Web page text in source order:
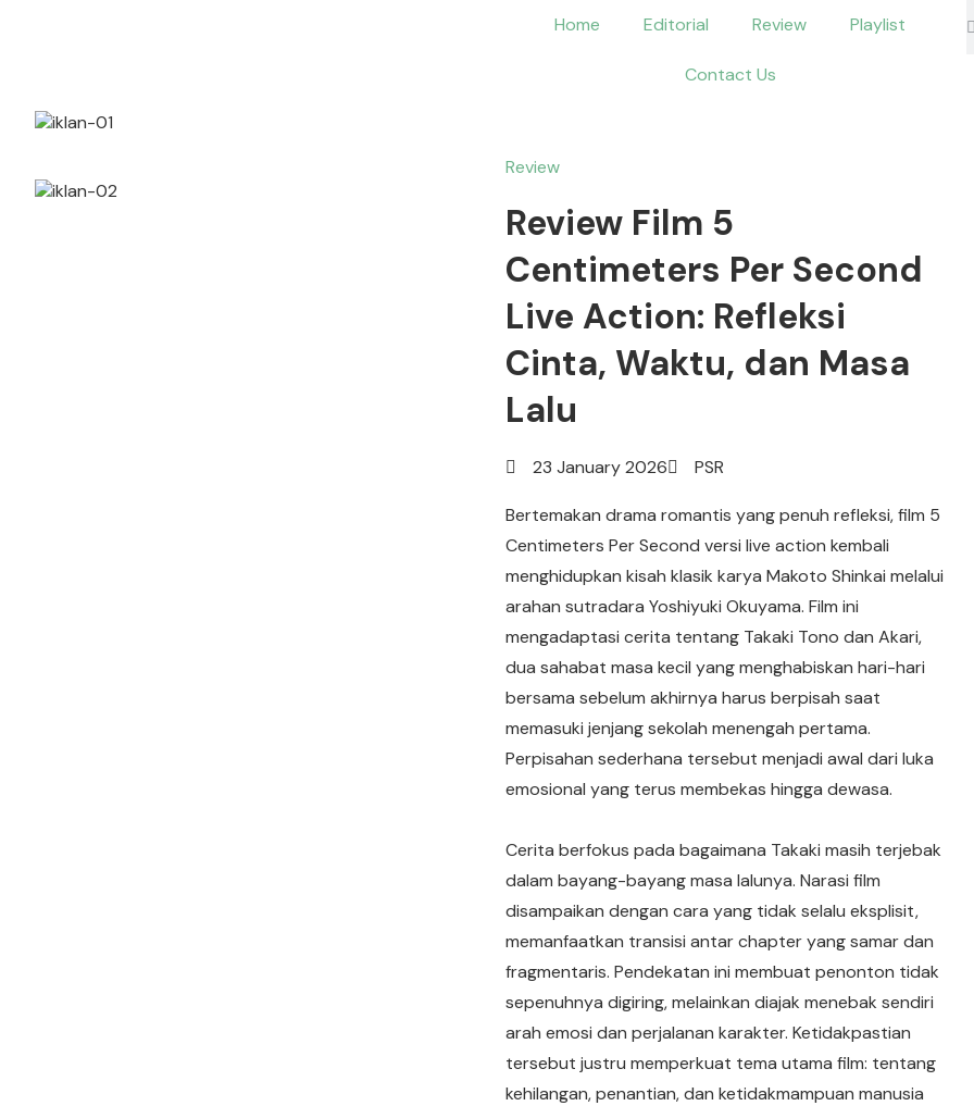
Home Editorial Review Playlist
Contact Us
Review
Review Film 5
Centimeters Per Second
Live Action: Refleksi
Cinta, Waktu, dan Masa
Lalu
23 January 2026 PSR
Bertemakan drama romantis yang penuh refleksi, film 5
Centimeters Per Second versi live action kembali
menghidupkan kisah klasik karya Makoto Shinkai melalui
arahan sutradara Yoshiyuki Okuyama. Film ini
mengadaptasi cerita tentang Takaki Tono dan Akari,
dua sahabat masa kecil yang menghabiskan hari-hari
bersama sebelum akhirnya harus berpisah saat
memasuki jenjang sekolah menengah pertama.
Perpisahan sederhana tersebut menjadi awal dari luka
emosional yang terus membekas hingga dewasa.
Cerita berfokus pada bagaimana Takaki masih terjebak
dalam bayang-bayang masa lalunya. Narasi film
disampaikan dengan cara yang tidak selalu eksplisit,
memanfaatkan transisi antar chapter yang samar dan
fragmentaris. Pendekatan ini membuat penonton tidak
sepenuhnya digiring, melainkan diajak menebak sendiri
arah emosi dan perjalanan karakter. Ketidakpastian
tersebut justru memperkuat tema utama film: tentang
kehilangan, penantian, dan ketidakmampuan manusia